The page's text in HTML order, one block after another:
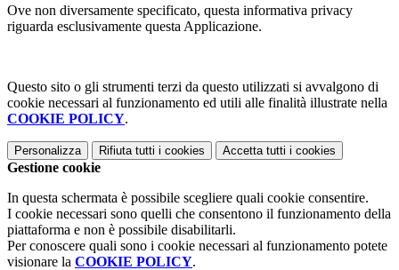
Ove non diversamente specificato, questa informativa privacy
riguarda esclusivamente questa Applicazione.
Questo sito o gli strumenti terzi da questo utilizzati si avvalgono di
cookie necessari al funzionamento ed utili alle finalità illustrate nella
COOKIE POLICY.
Personalizza Rifiuta tutti i cookies Accetta tutti i cookies
Gestione cookie
In questa schermata è possibile scegliere quali cookie consentire.
I cookie necessari sono quelli che consentono il funzionamento della
piattaforma e non è possibile disabilitarli.
Per conoscere quali sono i cookie necessari al funzionamento potete
visionare la COOKIE POLICY.